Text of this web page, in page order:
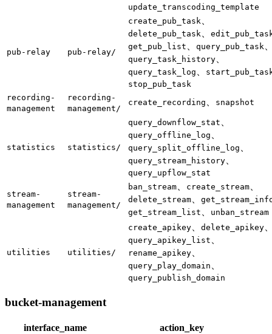
update_transcoding_template
pub-relay pub-relay/
create_pub_task
delete_pub_task
get_pub_list
query_pub_task
query_task_history
query_task_log
stop_pub_task
recording-
management
recording-
management/
create_recording snapshot
statistics statistics/
query_downflow_stat
query_offline_log
query_split_offline_log
query_stream_history
query_upflow_stat
stream-
management
stream-
management/
ban_stream create_stream
delete_stream
get_stream_list
unban_stream
utilities utilities/
create_apikey delete_apikey
query_apikey_list
rename_apikey
query_play_domain
query_publish_domain
bucket-management
interface_name action_key